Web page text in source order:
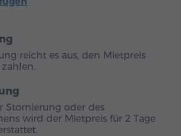
reicht es aus, den Mietpreis
Stornierung oder des
wird der Mietpreis für 2 Tage